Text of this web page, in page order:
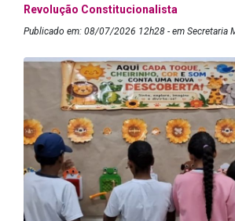
Revolução Constitucionalista
Publicado em: 08/07/2026 12h28 - em Secretaria